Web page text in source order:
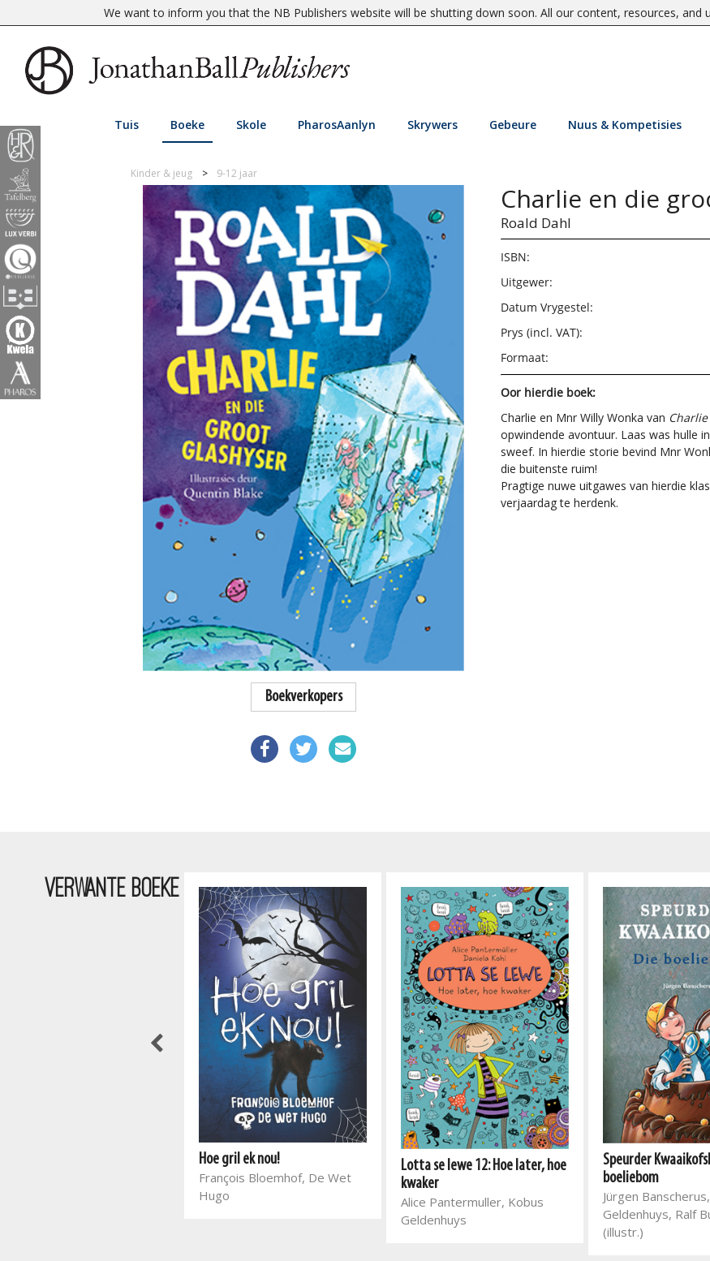
We want to inform you that the NB Publishers website will be shutting down soon. All our content, resources, and
Tuis Boeke Skole PharosAanlyn Skrywers Gebeure Nuus & Kompetisies
Kinder & jeug 9-12 jaar
Boekverkopers
Charlie en die
Roald Dahl
ISBN:
Uitgewer:
Datum Vrygestel:
Prys (incl. VAT):
Formaat:
Oor hierdie boek:
Charlie en Mnr Willy Wonka van
opwindende avontuur. Laas was hulle
sweef. In hierdie storie bevind Mnr
die buitenste ruim!
Pragtige nuwe uitgawes van hierdie
verjaardag te herdenk.
VERWANTE BOEKE
Hoe gril ek nou!
François Bloemhof, De Wet
Hugo
Lotta se lewe 12: Hoe later, hoe
kwaker
Alice Pantermuller, Kobus
Geldenhuys
Speurder
boeliebom
Jürgen
Geldenhuys, Ralf
(illustr.)